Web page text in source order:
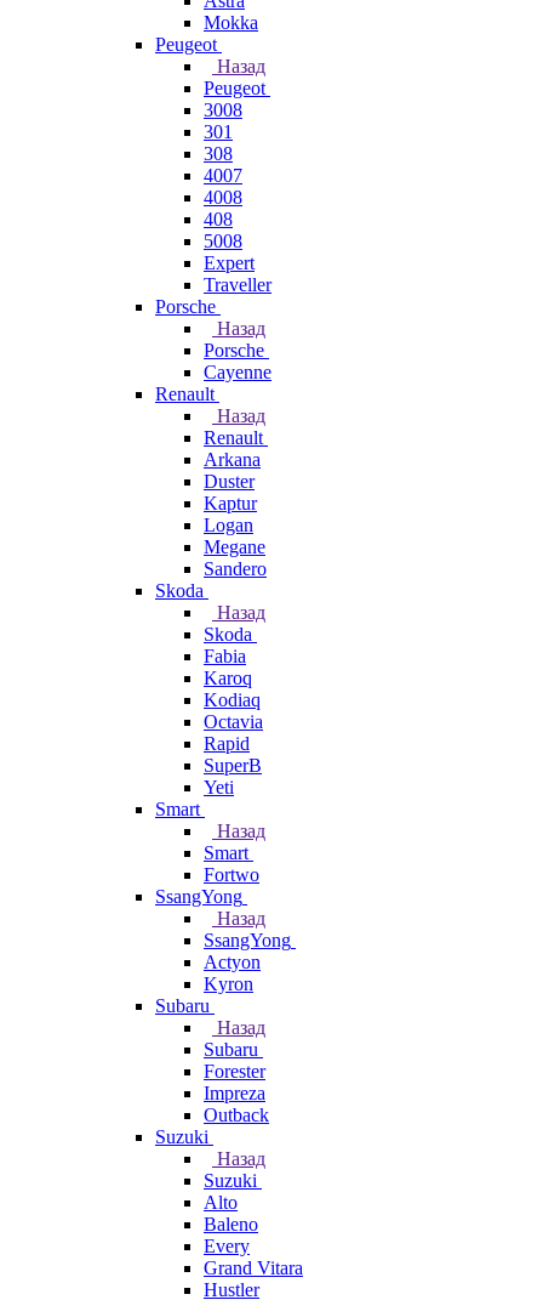
Mokka
Peugeot
Назад
Peugeot
3008
301
308
4007
4008
408
5008
Expert
Traveller
Porsche
Назад
Porsche
Cayenne
Renault
Назад
Renault
Arkana
Duster
Kaptur
Logan
Megane
Sandero
Skoda
Назад
Skoda
Fabia
Karoq
Kodiaq
Octavia
Rapid
SuperB
Yeti
Smart
Назад
Smart
Fortwo
SsangYong
Назад
SsangYong
Actyon
Kyron
Subaru
Назад
Subaru
Forester
Impreza
Outback
Suzuki
Назад
Suzuki
Alto
Baleno
Every
Grand Vitara
Hustler